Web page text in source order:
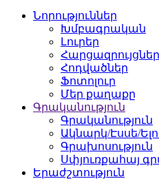
Նորություններ
Խմբագրական
Լուրեր
Հարցազրույցներ
Հոդվածներ
Ֆոտոլուր
Մեր քաղաքը
Գրականություն
Գրականություն
Ակնարկ/Էսսե/
Գրախոսություն
Սփյուռքահայ
Երաժշտություն